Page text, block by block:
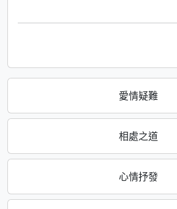
愛情疑難
相處之道
心情抒發